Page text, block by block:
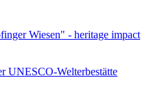
Wiesen" - heritage impact
UNESCO-Welterbestätte